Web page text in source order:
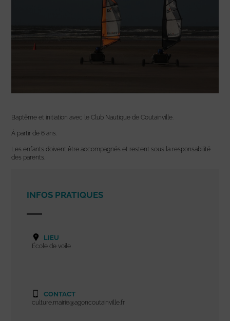
Baptême et initiation avec le Club Nautique de Coutainville.
À partir de 6 ans.
Les enfants doivent être accompagnés et restent sous la responsabilité
des parents.
INFOS PRATIQUES
LIEU
École de voile
CONTACT
culture.mairie@agoncoutainville.fr